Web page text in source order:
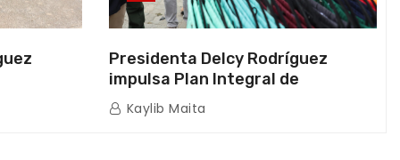
en La
Presidenta Delcy Rodríguez
impulsa Plan Integral de
Reactivación Económica en La
Guaira
Kaylib Maita